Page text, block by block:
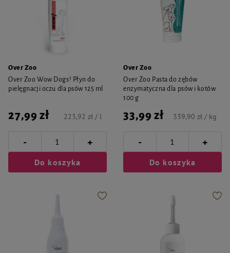
Over Zoo
Over Zoo Wow Dogs! Płyn do
pielęgnacji oczu dla psów 125 ml
27,99 zł 223,92 zł / l
- +
Do koszyka
Over Zoo
Over Zoo Pasta do zębów
enzymatyczna dla psów i kotów
100 g
33,99 zł 339,90 zł / kg
- +
Do koszyka